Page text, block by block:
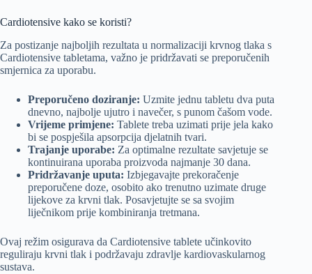
Cardiotensive kako se koristi?
Za postizanje najboljih rezultata u normalizaciji krvnog tlaka s
Cardiotensive tabletama, važno je pridržavati se preporučenih
smjernica za uporabu.
Preporučeno doziranje: Uzmite jednu tabletu dva puta
dnevno, najbolje ujutro i navečer, s punom čašom vode.
Vrijeme primjene: Tablete treba uzimati prije jela kako
bi se pospješila apsorpcija djelatnih tvari.
Trajanje uporabe: Za optimalne rezultate savjetuje se
kontinuirana uporaba proizvoda najmanje 30 dana.
Pridržavanje uputa: Izbjegavajte prekoračenje
preporučene doze, osobito ako trenutno uzimate druge
lijekove za krvni tlak. Posavjetujte se sa svojim
liječnikom prije kombiniranja tretmana.
Ovaj režim osigurava da Cardiotensive tablete učinkovito
reguliraju krvni tlak i podržavaju zdravlje kardiovaskularnog
sustava.